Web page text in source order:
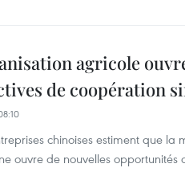
agricole
de coopération
chinoises estiment que
ouvre de nouvelles